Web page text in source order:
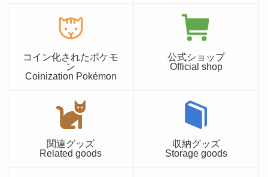
コイン化されたポケモ
ン
Coinization Pokémon
公式ショップ
Official shop
関連グッズ
Related goods
収納グッズ
Storage goods